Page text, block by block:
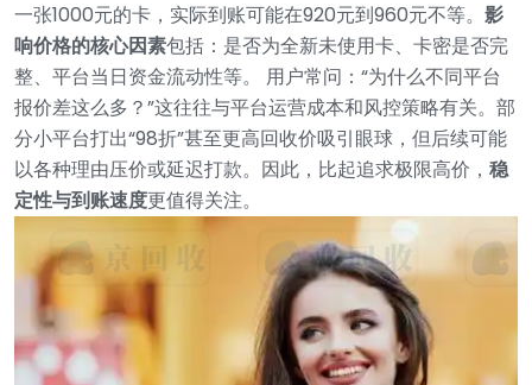
一张1000元的卡，实际到账可能在920元到960元不等。 影
响价格的核心因素包括：是否为全新未使用卡、卡密是否完
整、平台当日资金流动性等。
用户常问：“为什么不同平台
报价差这么多？”这往往与平台运营成本和风控策略有关。部
分小平台打出“98折”甚至更高回收价吸引眼球，但后续可能
以各种理由压价或延迟打款。因此，比起追求极限高价， 稳
定性与到账速度更值得关注。